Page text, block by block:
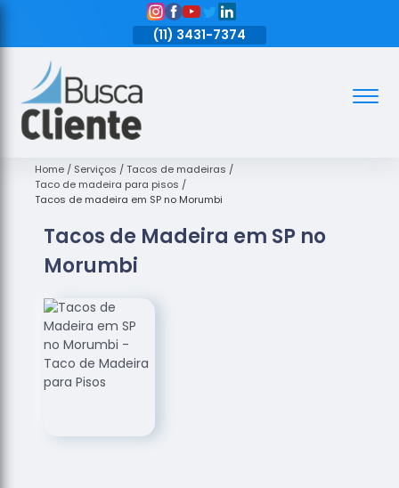
(11) 3431-7374
Assoalhos
de Madeira
Decks de
Empresas
de
de Madeira
Loja de
Assoalhos
Raspagem
Home Serviços
Tacos de madeiras
Taco de madeira para pisos
Tacos de madeira em SP no Morumbi
Tacos de Madeira em SP no
Morumbi